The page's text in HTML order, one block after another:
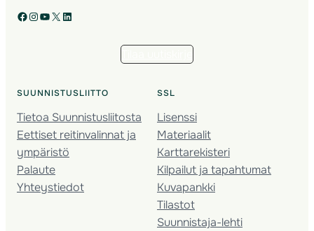
Facebook Instagram YouTube X LinkedIn
SUUNNISTUSLIITTO
Tietoa Suunnistusliitosta
Eettiset reitinvalinnat ja
ympäristö
Palaute
Yhteystiedot
SSL
Lisenssi
Materiaalit
Karttarekisteri
Kilpailut ja tapahtumat
Kuvapankki
Tilastot
Suunnistaja-lehti